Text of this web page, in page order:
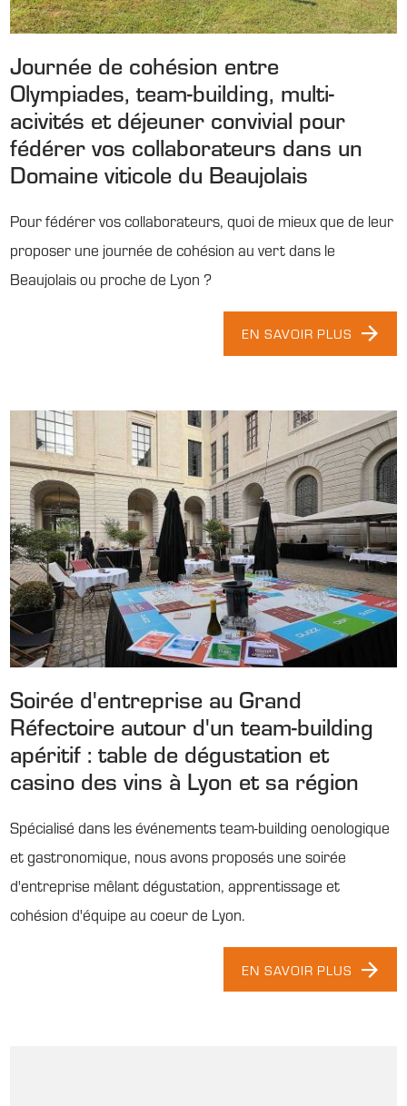
Journée de cohésion entre
Olympiades, team-building, multi-
acivités et déjeuner convivial pour
fédérer vos collaborateurs dans un
Domaine viticole du Beaujolais
Pour fédérer vos collaborateurs, quoi de mieux que de leur
proposer une journée de cohésion au vert dans le
Beaujolais ou proche de Lyon ?
EN SAVOIR PLUS
Soirée d'entreprise au Grand
Réfectoire autour d'un team-building
apéritif : table de dégustation et
casino des vins à Lyon et sa région
Spécialisé dans les événements team-building oenologique
et gastronomique, nous avons proposés une soirée
d'entreprise mêlant dégustation, apprentissage et
cohésion d'équipe au coeur de Lyon.
EN SAVOIR PLUS